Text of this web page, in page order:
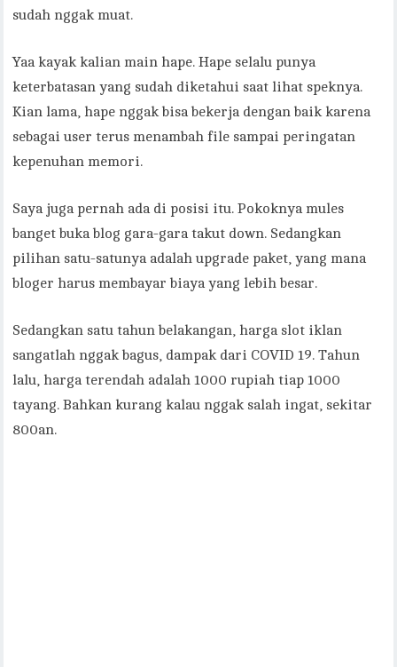
sudah nggak muat.
Yaa kayak kalian main hape. Hape selalu punya
keterbatasan yang sudah diketahui saat lihat speknya.
Kian lama, hape nggak bisa bekerja dengan baik karena
sebagai user terus menambah file sampai peringatan
kepenuhan memori.
Saya juga pernah ada di posisi itu. Pokoknya mules
banget buka blog gara-gara takut down. Sedangkan
pilihan satu-satunya adalah upgrade paket, yang mana
bloger harus membayar biaya yang lebih besar.
Sedangkan satu tahun belakangan, harga slot iklan
sangatlah nggak bagus, dampak dari COVID 19. Tahun
lalu, harga terendah adalah 1000 rupiah tiap 1000
tayang. Bahkan kurang kalau nggak salah ingat, sekitar
800an.